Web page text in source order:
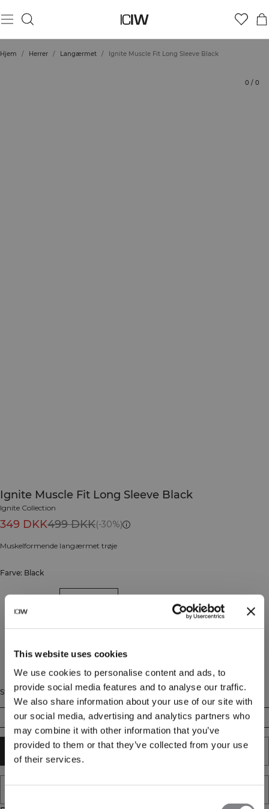
This website uses cookies
We use cookies to personalise content and ads, to
provide social media features and to analyse our traffic.
We also share information about your use of our site with
our social media, advertising and analytics partners who
may combine it with other information that you’ve
provided to them or that they’ve collected from your use
of their services.
Hjem / Herrer / Langærmet / Ignite Muscle Fit Long Sleeve Black
0 / 0
Ignite Muscle Fit Long Sleeve Black
Ignite Collection
349 DKK499 DKK(-30%)
Muskelformende langærmet trøje
Farve: Black
Størrelse
S M L XL XXL
TILFØJ TIL KURV